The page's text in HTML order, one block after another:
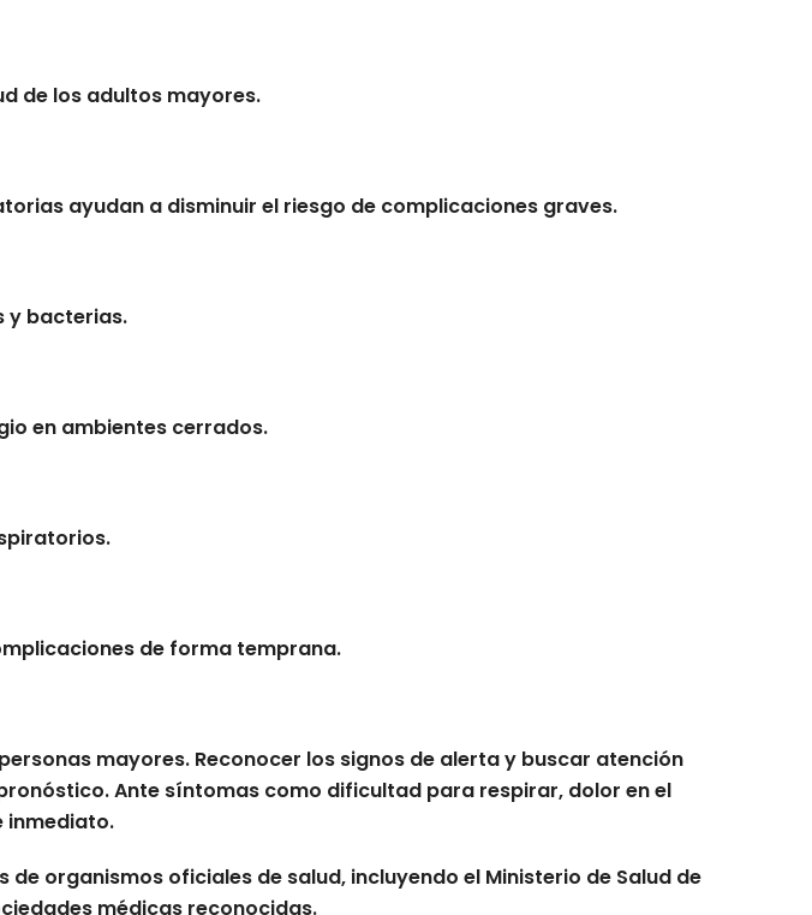
de los adultos mayores.
ayudan a disminuir el riesgo de complicaciones graves.
y bacterias.
en ambientes cerrados.
de forma temprana.
mayores. Reconocer los signos de alerta y buscar atención
Ante síntomas como dificultad para respirar, dolor en el
inmediato.
organismos oficiales de salud, incluyendo el Ministerio de Salud de
médicas reconocidas.